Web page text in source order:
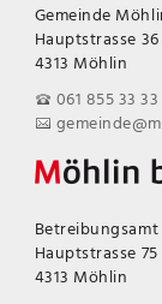
Gemeinde
Hauptstrasse 36
4313 Möhlin
061 855 33 33
Hauptstrasse 75
4313 Möhlin